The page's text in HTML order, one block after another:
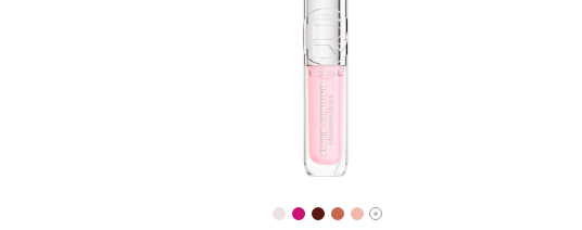
[Color]: #ECE1E4
[Color]: #CC0E77
[Color]: #5A1610
[Color]: #C3684B
[Color]: #F1B8AC
More shades are available